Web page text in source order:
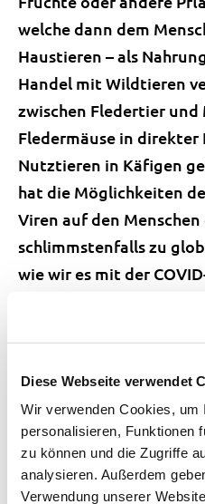
Diese Webseite verwendet
Wir verwenden Cookies, um
personalisieren, Funktionen
zu können und die Zugriffe
analysieren. Außerdem
Verwendung unserer
welche dann dem
Haustieren – als
Handel mit Wildtieren
zwischen Fledertier und
Fledermäuse in direkter
Nutztieren in Käfigen
hat die Möglichkeiten
Viren auf den
schlimmstenfalls zu
wie wir es mit der
Sars-CoV-2 ist aber
der Fledermaus auf den
übergesprungen.
Daten werden
diskutiert. Die gängigste
Virus in einem noch